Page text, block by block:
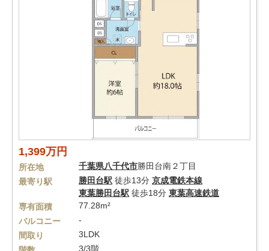
1,399万円
所在地 千葉県八千代市勝田台南２丁目
最寄り駅
勝田台駅 徒歩13分 京成電鉄本線
東葉勝田台駅 徒歩18分 東葉高速鉄道
専有面積
77.28m²
バルコニー
-
間取り
3LDK
3/3階